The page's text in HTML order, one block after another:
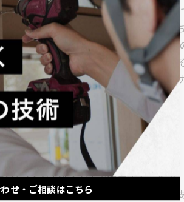
するための重要な手法です。この技
術によって高い耐震性と耐久性を持
能になります。これにより、より多
ます。 実際に完成した家を見ると
良さが感じられます。大工２×４の
を2インチ×4インチで使用することで
技術の向上や、CAD（コンピュータ
せ・ご相談はこちら